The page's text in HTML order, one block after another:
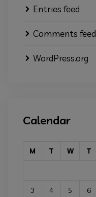
Entries feed
Comments feed
WordPress.org
Calendar
M T W T
3 4 5 6